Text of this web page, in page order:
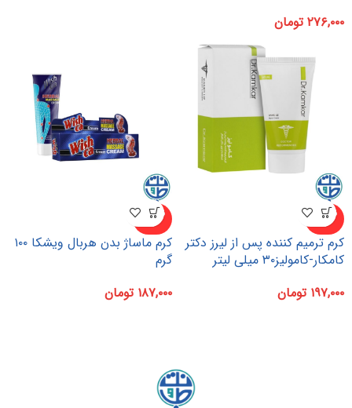
۲۷۶,۰۰۰ تومان
ناموجو
د
کرم ترمیم کننده پس از لیرز دکتر
کامکار-کامولیز۳۰ میلی لیتر
۱۹۷,۰۰۰ تومان
ناموجو
د
کرم ماساژ بدن هربال ویشکا ۱۰۰
گرم
۱۸۷,۰۰۰ تومان